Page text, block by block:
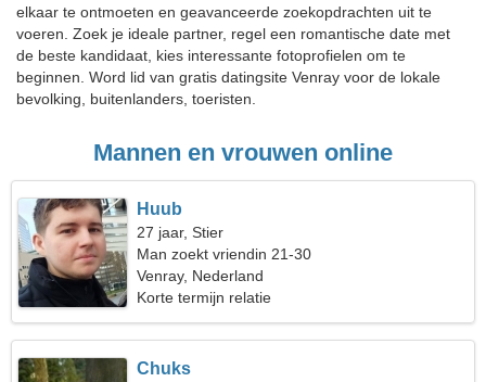
elkaar te ontmoeten en geavanceerde zoekopdrachten uit te
voeren. Zoek je ideale partner, regel een romantische date met
de beste kandidaat, kies interessante fotoprofielen om te
beginnen. Word lid van gratis datingsite Venray voor de lokale
bevolking, buitenlanders, toeristen.
Mannen en vrouwen online
Huub
27 jaar, Stier
Man zoekt vriendin 21-30
Venray, Nederland
Korte termijn relatie
Chuks